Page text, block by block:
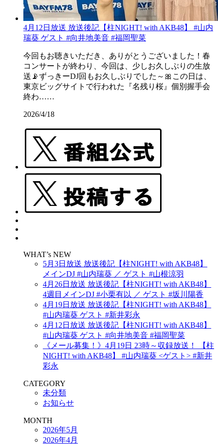
4月12日放送 放送後記【柱NIGHT! with AKB48】 #山内
瑞葵 ゲスト #向井地美音 #福岡聖菜
今回もお聴きいただき、ありがとうございました！春
コンサートが終わり、今回は、少しお久しぶりの生放
送📡ずっきーDJ回もお久しぶりでした～🎀この日は、
東京ビッグサイトで行われた『名残り桜』個別握手会
終わ……
2026/4/18
WHAT’s NEW
5月3日放送 放送後記【柱NIGHT! with AKB48】
メインDJ #山内瑞葵 ／ ゲスト #山根涼羽
4月26日放送 放送後記【柱NIGHT! with AKB48】
4週目メインDJ #小栗有以 ／ ゲスト #坂川陽香
4月19日放送 放送後記【柱NIGHT! with AKB48】
#山内瑞葵 ゲスト #新井彩永
4月12日放送 放送後記【柱NIGHT! with AKB48】
#山内瑞葵 ゲスト #向井地美音 #福岡聖菜
《メール募集！》4月19日 23時～収録放送！ 【柱
NIGHT! with AKB48】 #山内瑞葵 <ゲスト> #新井
彩永
CATEGORY
未分類
お知らせ
MONTH
2026年5月
2026年4月